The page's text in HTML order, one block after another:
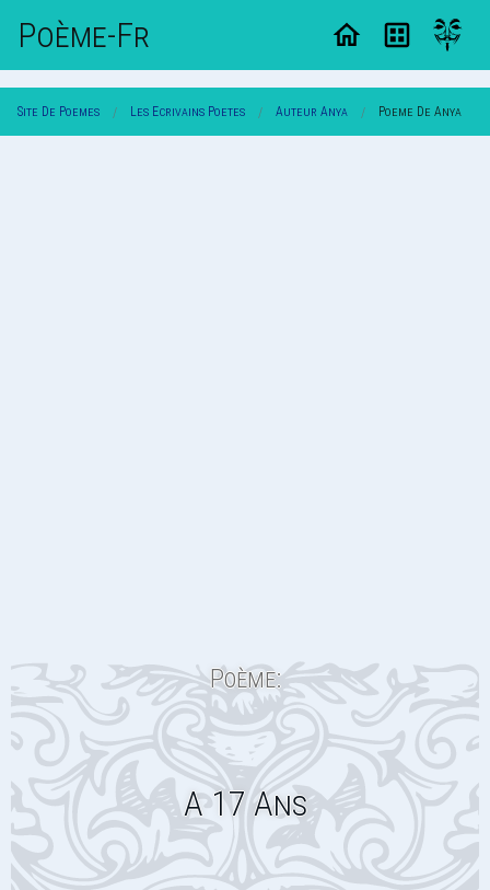
Poème-Fr
Site De Poemes Les Ecrivains Poetes Auteur Anya Poeme De Anya
Poème:
A 17 Ans